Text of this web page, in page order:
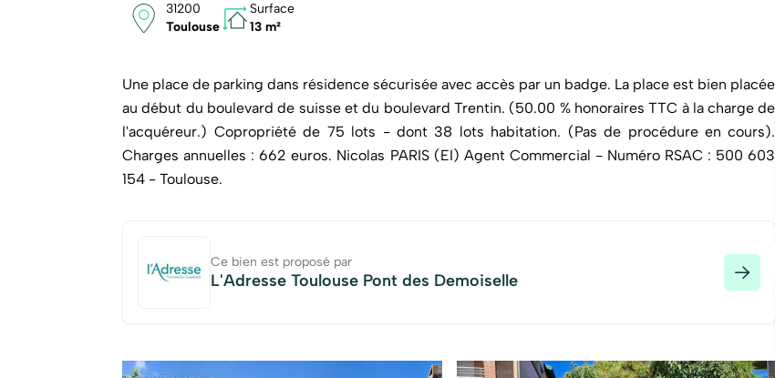
31200
Toulouse
Surface
13 m²
Une place de parking dans résidence sécurisée avec accès par un badge. La place est bien placée
au début du boulevard de suisse et du boulevard Trentin. (50.00 % honoraires TTC à la charge de
l'acquéreur.) Copropriété de 75 lots - dont 38 lots habitation. (Pas de procédure en cours).
Charges annuelles : 662 euros. Nicolas PARIS (EI) Agent Commercial - Numéro RSAC : 500 603
154 - Toulouse.
Ce bien est proposé par
L'Adresse Toulouse Pont des Demoiselle